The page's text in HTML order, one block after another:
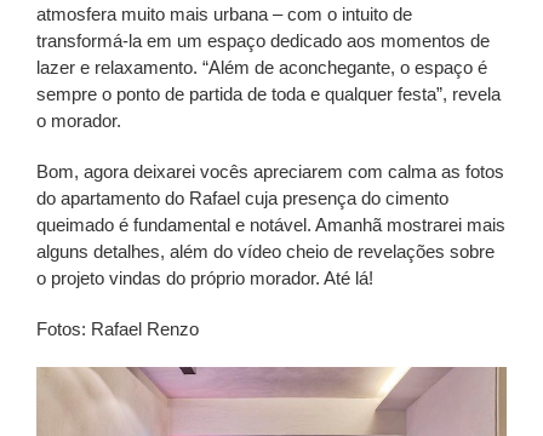
atmosfera muito mais urbana – com o intuito de
transformá-la em um espaço dedicado aos momentos de
lazer e relaxamento. “Além de aconchegante, o espaço é
sempre o ponto de partida de toda e qualquer festa”, revela
o morador.
Bom, agora deixarei vocês apreciarem com calma as fotos
do apartamento do Rafael cuja presença do cimento
queimado é fundamental e notável. Amanhã mostrarei mais
alguns detalhes, além do vídeo cheio de revelações sobre
o projeto vindas do próprio morador. Até lá!
Fotos: Rafael Renzo